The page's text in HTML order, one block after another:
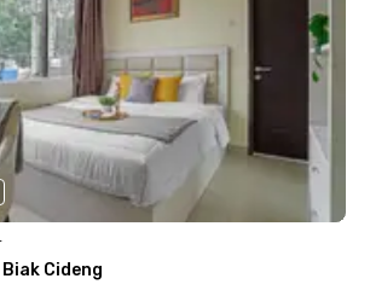
Cideng